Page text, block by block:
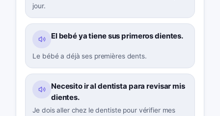
jour.
El bebé ya tiene sus primeros dientes.
Le bébé a déjà ses premières dents.
Necesito ir al dentista para revisar mis
dientes.
Je dois aller chez le dentiste pour vérifier mes